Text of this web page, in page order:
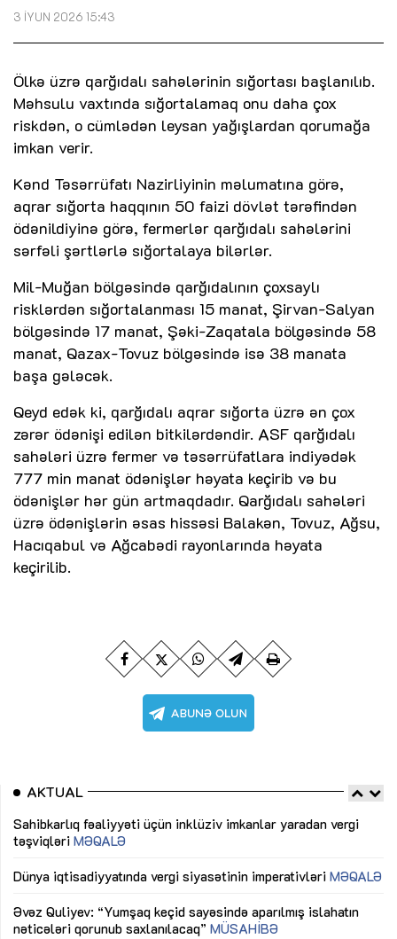
3 İYUN 2026 15:43
Ölkə üzrə qarğıdalı sahələrinin sığortası başlanılıb.
Məhsulu vaxtında sığortalamaq onu daha çox
riskdən, o cümlədən leysan yağışlardan qorumağa
imkan verir.
Kənd Təsərrüfatı Nazirliyinin məlumatına görə,
aqrar sığorta haqqının 50 faizi dövlət tərəfindən
ödənildiyinə görə, fermerlər qarğıdalı sahələrini
sərfəli şərtlərlə sığortalaya bilərlər.
Mil-Muğan bölgəsində qarğıdalının çoxsaylı
risklərdən sığortalanması 15 manat, Şirvan-Salyan
bölgəsində 17 manat, Şəki-Zaqatala bölgəsində 58
manat, Qazax-Tovuz bölgəsində isə 38 manata
başa gələcək.
Qeyd edək ki, qarğıdalı aqrar sığorta üzrə ən çox
zərər ödənişi edilən bitkilərdəndir. ASF qarğıdalı
sahələri üzrə fermer və təsərrüfatlara indiyədək
777 min manat ödənişlər həyata keçirib və bu
ödənişlər hər gün artmaqdadır. Qarğıdalı sahələri
üzrə ödənişlərin əsas hissəsi Balakən, Tovuz, Ağsu,
Hacıqabul və Ağcabədi rayonlarında həyata
keçirilib.
AKTUAL
Sahibkarlıq fəaliyyəti üçün inklüziv imkanlar yaradan vergi
təşviqləri MƏQALƏ
Dünya iqtisadiyyatında vergi siyasətinin imperativləri MƏQALƏ
Əvəz Quliyev: “Yumşaq keçid sayəsində aparılmış islahatın
nəticələri qorunub saxlanılacaq” MÜSAHİBƏ